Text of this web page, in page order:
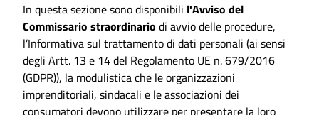
In questa sezione sono disponibili l'Avviso del
Commissario straordinario di avvio delle procedure,
l’Informativa sul trattamento di dati personali (ai sensi
degli Artt. 13 e 14 del Regolamento UE n. 679/2016
(GDPR)), la modulistica che le organizzazioni
imprenditoriali, sindacali e le associazioni dei
consumatori devono utilizzare per presentare la loro